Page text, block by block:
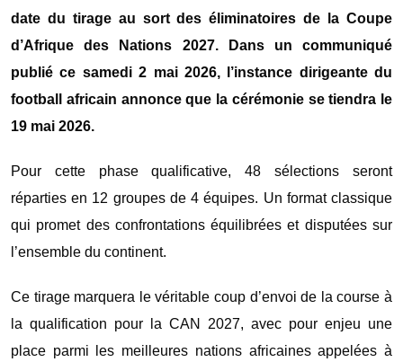
date du tirage au sort des éliminatoires de la Coupe
d’Afrique des Nations 2027. Dans un communiqué
publié ce samedi 2 mai 2026, l’instance dirigeante du
football africain annonce que la cérémonie se tiendra le
19 mai 2026.
Pour cette phase qualificative, 48 sélections seront
réparties en 12 groupes de 4 équipes. Un format classique
qui promet des confrontations équilibrées et disputées sur
l’ensemble du continent.
Ce tirage marquera le véritable coup d’envoi de la course à
la qualification pour la CAN 2027, avec pour enjeu une
place parmi les meilleures nations africaines appelées à